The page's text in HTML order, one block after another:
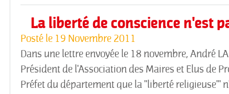
La liberté de conscience n'est
Posté le 19 Novembre 2011
Dans une lettre envoyée le 18 novembre, André
Président de l'Association des Maires et Elus de
Préfet du département que la "liberté religieuse'"